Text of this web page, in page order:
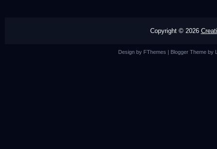
Copyright © 2026
Design by FThemes | Blogger Theme by